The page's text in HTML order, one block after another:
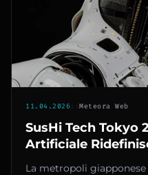
11.04.2026::Meteora Web
SusHi Tech Tokyo
Artificiale
Robot Umanoidi
La metropoli giapponese